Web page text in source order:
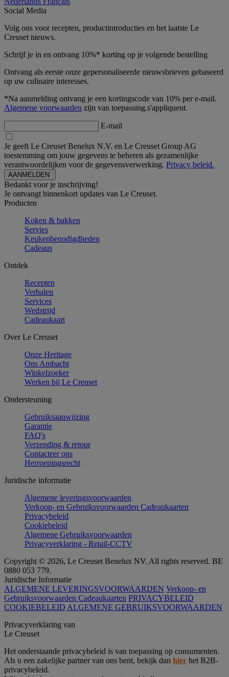
Social Media
Volg ons voor recepten, productintroducties en het laatste Le
Creuset nieuws.
Schrijf je in en ontvang 10%* korting op je volgende bestelling
Ontvang als eerste onze gepersonaliseerde nieuwsbrieven gebaseerd
op uw culinaire interesses.
*Na aanmelding ontvang je een kortingscode van 10% per e-mail.
Algemene voorwaarden zijn van toepassing.s'appliquent.
E-mail
Je geeft Le Creuset Benelux N.V. en Le Creuset Group AG
toestemming om jouw gegevens te beheren als gezamenlijke
verantwoordelijken voor de gegevensverwerking. Privacy beleid.
Bedankt voor je inschrijving!
Je ontvangt binnenkort updates van Le Creuset.
Producten
Koken & bakken
Servies
Keukenbenodigdheden
Cadeaus
Ontdek
Recepten
Verhalen
Services
Wedstrijd
Cadeaukaart
Over Le Creuset
Onze Heritage
Ons Ambacht
Winkelzoeker
Werken bij Le Creuset
Ondersteuning
Gebruiksaanwijzing
Garantie
FAQ's
Verzending & retour
Contacteer ons
Herroepingsrecht
Juridische informatie
Algemene leveringsvoorwaarden
Verkoop- en Gebruiksvoorwaarden Cadeaukaarten
Privacybeleid
Cookiebeleid
Algemene Gebruiksvoorwaarden
Privacyverklaring - Retail-CCTV
Copyright © 2026, Le Creuset Benelux NV. All rights reserved. BE
0880 053 779.
Juridische Informatie
ALGEMENE LEVERINGSVOORWAARDEN Verkoop- en
Gebruiksvoorwaarden Cadeaukaarten PRIVACYBELEID
COOKIEBELEID ALGEMENE GEBRUIKSVOORWAARDEN
Privacyverklaring van
Le Creuset
Het onderstaande privacybeleid is van toepassing op consumenten.
Als u een zakelijke partner van ons bent, bekijk dan hier het B2B-
privacybeleid.